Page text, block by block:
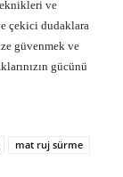
ve
çekici dudaklara
güvenmek ve
gücünü
mat ruj sürme